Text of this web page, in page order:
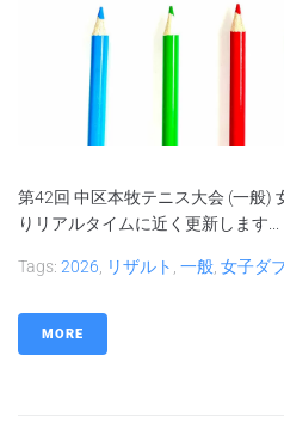
第42回 中区本牧テニス大会 (一般)
りリアルタイムに近く更新します...
Tags: 2026 リザルト 一般 女子ダ
MORE